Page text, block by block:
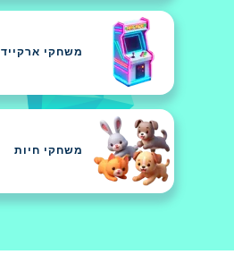
משחקי ארקייד
משחקי חיות